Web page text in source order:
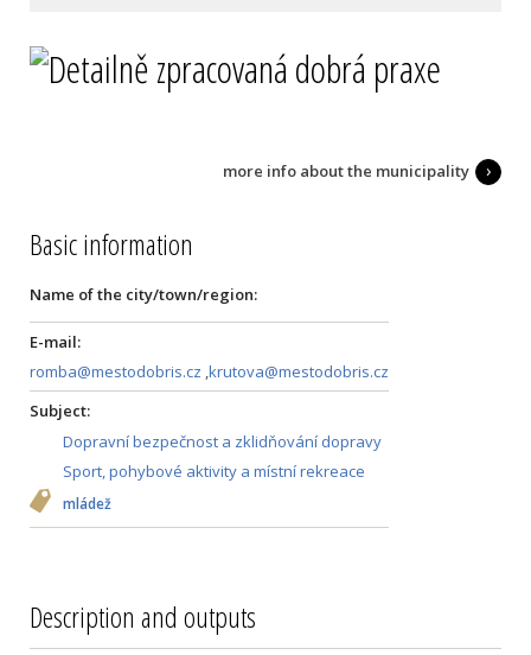
more info about the municipality
Basic information
Name of the city/town/region:
E-mail:
romba@mestodobris.cz krutova@mestodobris.cz
Subject:
Dopravní bezpečnost a zklidňování dopravy
Sport, pohybové aktivity a místní rekreace
mládež
Description and outputs